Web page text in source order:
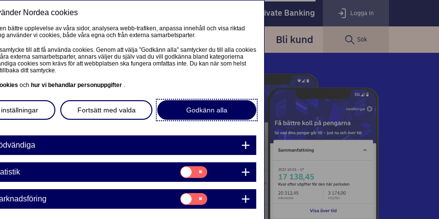
Private Banking Logga in
LOGGA IN
Logga in som privatkund
Logga in i nätbanken
Logga in som företagskund
Nordea Business
FÖRETAG
Corporate Netbank
Nordea Corporate
Våra sidor – kundinformation
Företagets Dokument/Signera digitalt
GiroLink
Nordea Bokföring
Ditt liv Vårt erbjudande Nya perspektiv Bli kund Sök
i mobilen var du
och betala dina
du tillgång till en rad
Nordea cookies
bättre upplevelse av våra sidor, analysera webb-trafiken, anpassa innehåll och visa riktad
använder vi cookies, både våra egna och från externa samarbetsparter.
till att få använda cookies. Genom att välja ”Godkänn alla” samtycker du till alla cookies
externa samarbetsparter, annars väljer du själv vad du vill godkänna bland kategorierna
cookies som krävs för att webbplatsen ska fungera omfattas inte. Du kan när som helst
ditt samtycke.
och hur vi behandlar personuppgifter .
Godkänn alla
Fortsätt med valda
Samtycke
för:
Statistik
Samtycke
för:
Marknadsföring